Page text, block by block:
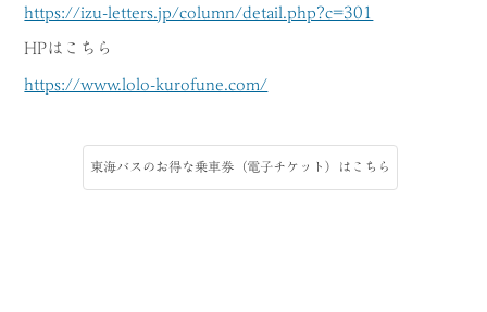
https://izu-letters.jp/column/detail.php?c=301
HPはこちら
https://www.lolo-kurofune.com/
東海バスのお得な乗車券（電子チケット）はこちら